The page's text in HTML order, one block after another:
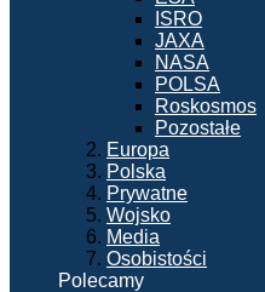
ISRO
JAXA
NASA
POLSA
Roskosmos
Pozostałe
Europa
Polska
Prywatne
Wojsko
Media
Osobistości
Polecamy